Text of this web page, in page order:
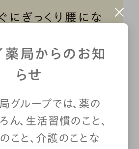
にぎっくり腰にな
た機械」のような
ているので、急な
薬局からのお知
らせ
グループでは、薬の
ん、生活習慣のこと、
こと、介護のことな